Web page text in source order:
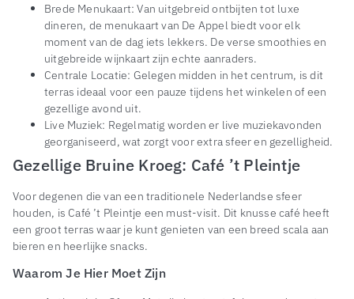
Brede Menukaart: Van uitgebreid ontbijten tot luxe
dineren, de menukaart van De Appel biedt voor elk
moment van de dag iets lekkers. De verse smoothies en
uitgebreide wijnkaart zijn echte aanraders.
Centrale Locatie: Gelegen midden in het centrum, is dit
terras ideaal voor een pauze tijdens het winkelen of een
gezellige avond uit.
Live Muziek: Regelmatig worden er live muziekavonden
georganiseerd, wat zorgt voor extra sfeer en gezelligheid.
Gezellige Bruine Kroeg: Café ’t Pleintje
Voor degenen die van een traditionele Nederlandse sfeer
houden, is Café ’t Pleintje een must-visit. Dit knusse café heeft
een groot terras waar je kunt genieten van een breed scala aan
bieren en heerlijke snacks.
Waarom Je Hier Moet Zijn